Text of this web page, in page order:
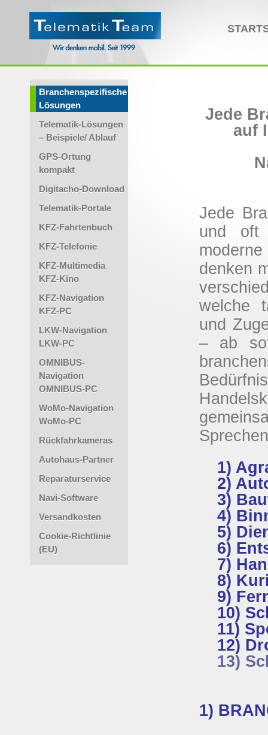
Branchenspezifische
Lösungen
Telematik-Lösungen
– Beispiele/ Ablauf
GPS-Ortung
kompakt
Digitacho-Download
Telematik-Portale
KFZ-Fahrtenbuch
KFZ-Telefonie
KFZ-Multimedia
KFZ-Kino
KFZ-Navigation
KFZ-PC
LKW-Navigation
LKW-PC
OMNIBUS-
Navigation
OMNIBUS-PC
WoMo-Navigation
WoMo-PC
Rückfahrkameras
Autohaus-Partner
Reparaturservice
Navi-Software
Versandkosten
Cookie-Richtlinie
(EU)
Jede
auf
Jede
und oft
denken
welche
und
– ab
1)
2)
3)
4)
5)
6)
7)
8)
9)
10)
11)
12)
13)
1)